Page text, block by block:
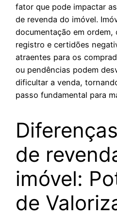
fator que pode impactar
de revenda do imóvel.
documentação em ordem,
registro e certidões
atraentes para os
ou pendências podem
dificultar a venda,
passo fundamental para
de
imóvel:
de